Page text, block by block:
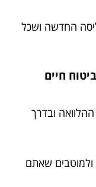
החדשה ושכל
חיים
ובדרך
ולמוטבים שאתם